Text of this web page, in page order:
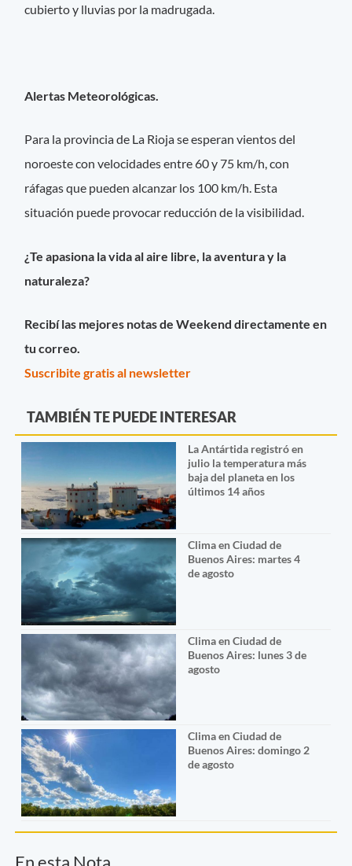
cubierto y lluvias por la madrugada.
Alertas Meteorológicas.
Para la provincia de La Rioja se esperan vientos del
noroeste con velocidades entre 60 y 75 km/h, con
ráfagas que pueden alcanzar los 100 km/h. Esta
situación puede provocar reducción de la visibilidad.
¿Te apasiona la vida al aire libre, la aventura y la
naturaleza?
Recibí las mejores notas de Weekend directamente en
tu correo.
Suscribite gratis al newsletter
TAMBIÉN TE PUEDE INTERESAR
La Antártida registró en
julio la temperatura más
baja del planeta en los
últimos 14 años
Clima en Ciudad de
Buenos Aires: martes 4
de agosto
Clima en Ciudad de
Buenos Aires: lunes 3 de
agosto
Clima en Ciudad de
Buenos Aires: domingo 2
de agosto